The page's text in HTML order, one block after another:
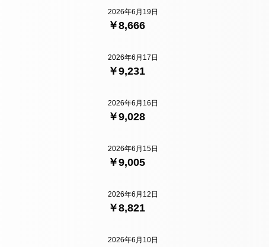
￥8,666
2026年6月19日
￥9,231
2026年6月17日
￥9,028
2026年6月16日
￥9,005
2026年6月15日
￥8,821
2026年6月12日
2026年6月10日